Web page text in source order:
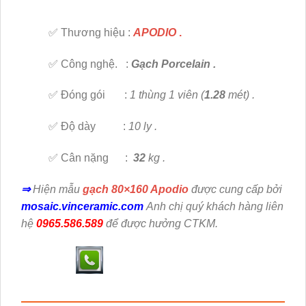
✅ Thương hiệu : APODIO.
✅ Công nghệ. : Gạch Porcelain .
✅ Đóng gói : 1 thùng 1 viên (1.28 mét) .
✅ Độ dày : 10 ly .
✅ Cân nặng : 32 kg .
⇒Hiện mẫu gạch 80×160 Apodio được cung cấp bởi
mosaic.vinceramic.com Anh chị quý khách hàng liên
hệ 0965.586.589 để được hưởng CTKM.